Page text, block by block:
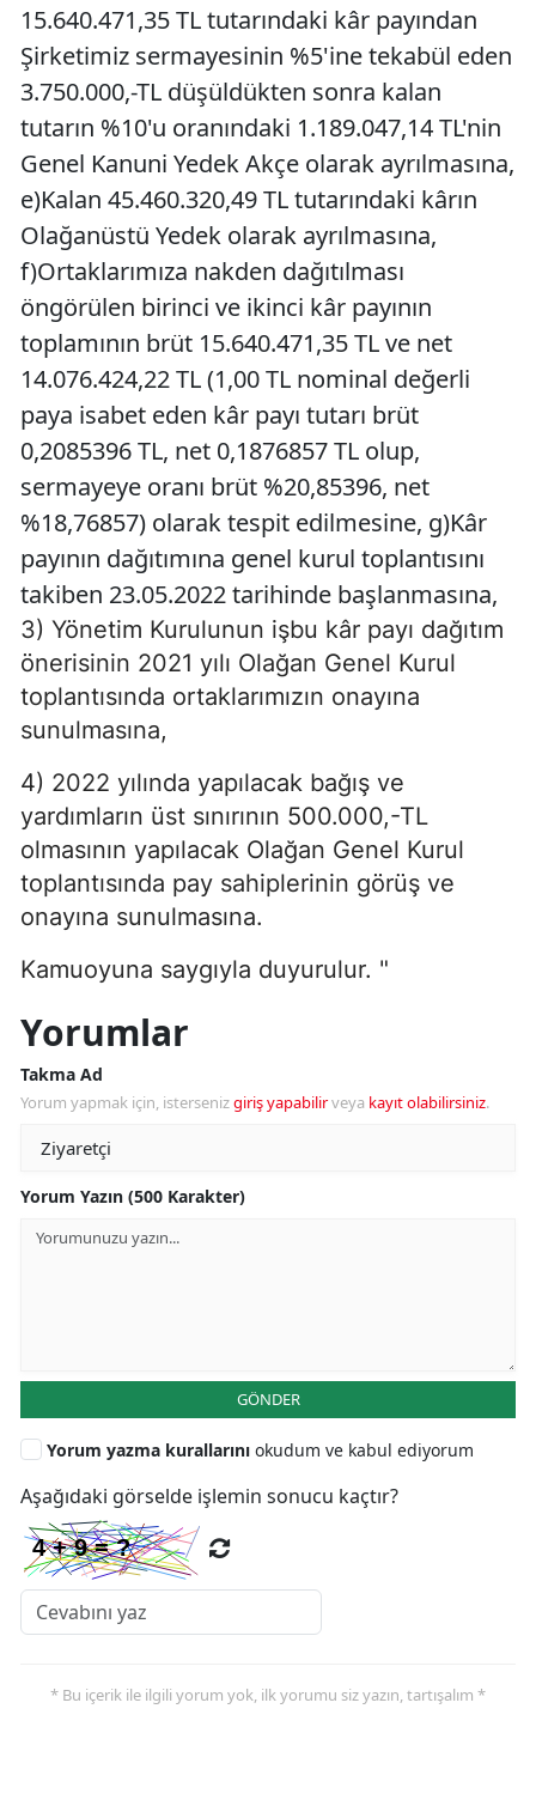
15.640.471,35 TL tutarındaki kâr payından
Şirketimiz sermayesinin %5'ine tekabül eden
3.750.000,-TL düşüldükten sonra kalan
tutarın %10'u oranındaki 1.189.047,14 TL'nin
Genel Kanuni Yedek Akçe olarak ayrılmasına,
e)Kalan 45.460.320,49 TL tutarındaki kârın
Olağanüstü Yedek olarak ayrılmasına,
f)Ortaklarımıza nakden dağıtılması
öngörülen birinci ve ikinci kâr payının
toplamının brüt 15.640.471,35 TL ve net
14.076.424,22 TL (1,00 TL nominal değerli
paya isabet eden kâr payı tutarı brüt
0,2085396 TL, net 0,1876857 TL olup,
sermayeye oranı brüt %20,85396, net
%18,76857) olarak tespit edilmesine, g)Kâr
payının dağıtımına genel kurul toplantısını
takiben 23.05.2022 tarihinde başlanmasına,
3) Yönetim Kurulunun işbu kâr payı dağıtım
önerisinin 2021 yılı Olağan Genel Kurul
toplantısında ortaklarımızın onayına
sunulmasına,
4) 2022 yılında yapılacak bağış ve
yardımların üst sınırının 500.000,-TL
olmasının yapılacak Olağan Genel Kurul
toplantısında pay sahiplerinin görüş ve
onayına sunulmasına.
Kamuoyuna saygıyla duyurulur. "
Yorumlar
Takma Ad
Yorum yapmak için, istersenizgiriş yapabilirveya kayıt olabilirsiniz.
Yorum Yazın (500 Karakter)
GÖNDER
Yorum yazma kurallarını okudum ve kabul ediyorum
Aşağıdaki görselde işlemin sonucu kaçtır?
* Bu içerik ile ilgili yorum yok, ilk yorumu siz yazın, tartışalım *